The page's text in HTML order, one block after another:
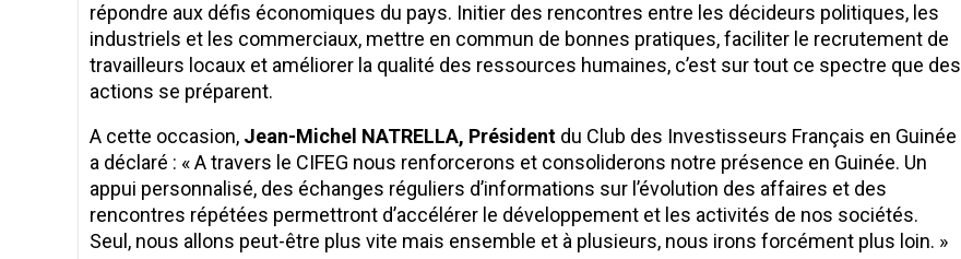
répondre aux défis économiques du pays. Initier des rencontres entre les décideurs politiques, les
industriels et les commerciaux, mettre en commun de bonnes pratiques, faciliter le recrutement de
travailleurs locaux et améliorer la qualité des ressources humaines, c’est sur tout ce spectre que des
actions se préparent.
A cette occasion, Jean-Michel NATRELLA, Président du Club des Investisseurs Français en Guinée
a déclaré : « A travers le CIFEG nous renforcerons et consoliderons notre présence en Guinée. Un
appui personnalisé, des échanges réguliers d’informations sur l’évolution des affaires et des
rencontres répétées permettront d’accélérer le développement et les activités de nos sociétés.
Seul, nous allons peut-être plus vite mais ensemble et à plusieurs, nous irons forcément plus loin. »